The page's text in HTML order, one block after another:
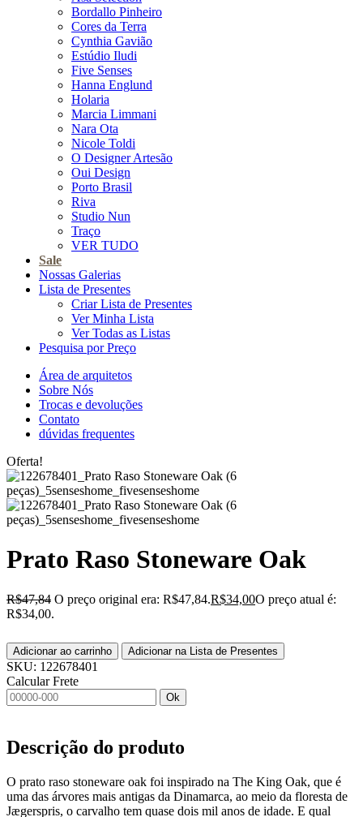
Bordallo Pinheiro
Cores da Terra
Cynthia Gavião
Estúdio Iludi
Five Senses
Hanna Englund
Holaria
Marcia Limmani
Nara Ota
Nicole Toldi
O Designer Artesão
Oui Design
Porto Brasil
Riva
Studio Nun
Traço
VER TUDO
Sale
Nossas Galerias
Lista de Presentes
Criar Lista de Presentes
Ver Minha Lista
Ver Todas as Listas
Pesquisa por Preço
Área de arquitetos
Sobre Nós
Trocas e devoluções
Contato
dúvidas frequentes
Oferta!
Prato Raso Stoneware Oak
R$47,84 O preço original era: R$47,84.R$34,00O preço atual é:
R$34,00.
Adicionar ao carrinho Adicionar na Lista de Presentes
SKU: 122678401
Calcular Frete
Ok
Descrição do produto
O prato raso stoneware oak foi inspirado na The King Oak, que é
uma das árvores mais antigas da Dinamarca, ao meio da floresta de
Jægerspris, o carvalho tem quase dois mil anos de idade. E qual